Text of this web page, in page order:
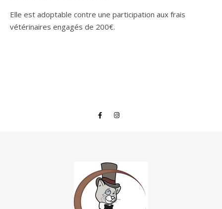
Elle est adoptable contre une participation aux frais
vétérinaires engagés de 200€.